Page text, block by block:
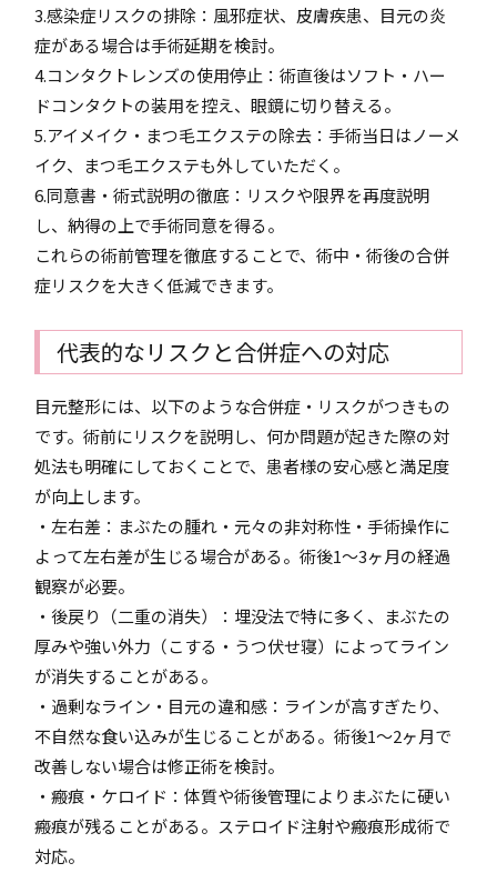
3.感染症リスクの排除：風邪症状、皮膚疾患、目元の炎
症がある場合は手術延期を検討。
4.コンタクトレンズの使用停止：術直後はソフト・ハー
ドコンタクトの装用を控え、眼鏡に切り替える。
5.アイメイク・まつ毛エクステの除去：手術当日はノーメ
イク、まつ毛エクステも外していただく。
6.同意書・術式説明の徹底：リスクや限界を再度説明
し、納得の上で手術同意を得る。
これらの術前管理を徹底することで、術中・術後の合併
症リスクを大きく低減できます。
代表的なリスクと合併症への対応
目元整形には、以下のような合併症・リスクがつきもの
です。術前にリスクを説明し、何か問題が起きた際の対
処法も明確にしておくことで、患者様の安心感と満足度
が向上します。
・左右差：まぶたの腫れ・元々の非対称性・手術操作に
よって左右差が生じる場合がある。術後1〜3ヶ月の経過
観察が必要。
・後戻り（二重の消失）：埋没法で特に多く、まぶたの
厚みや強い外力（こする・うつ伏せ寝）によってライン
が消失することがある。
・過剰なライン・目元の違和感：ラインが高すぎたり、
不自然な食い込みが生じることがある。術後1〜2ヶ月で
改善しない場合は修正術を検討。
・瘢痕・ケロイド：体質や術後管理によりまぶたに硬い
瘢痕が残ることがある。ステロイド注射や瘢痕形成術で
対応。